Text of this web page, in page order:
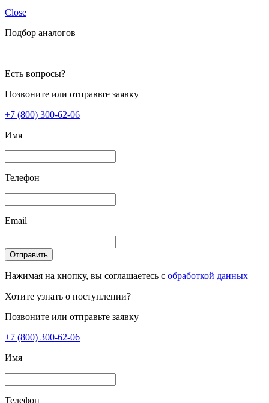
Close
Подбор аналогов
Есть вопросы?
Позвоните или отправьте заявку
+7 (800) 300-62-06
Имя
Телефон
Email
Отправить
Нажимая на кнопку, вы соглашаетесь с обработкой данных
Хотите узнать о поступлении?
Позвоните или отправьте заявку
+7 (800) 300-62-06
Имя
Телефон